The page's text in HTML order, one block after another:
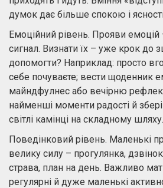
думок дає більше спокою і
Емоційний рівень. Прояви емоцій
сигнал. Визнати їх – уже крок до
допомогти? Наприклад: просто
себе почуваєте; вести щоденник
майндфулнес або вечірню
найменші моменти радості й
світлі камінці на складному шляху.
Поведінковий рівень. Маленькі
велику силу – прогулянка,
страва, план на день. Важливо
регулярні й дуже маленькі